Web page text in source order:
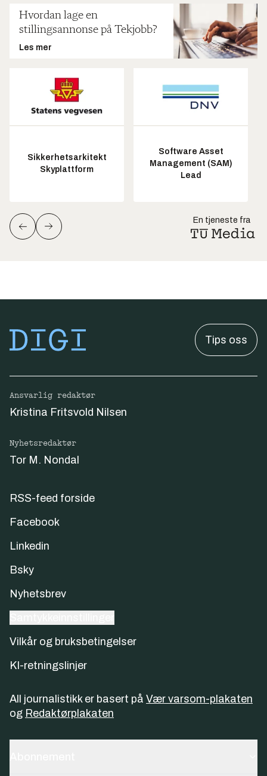
Hvordan lage en
stillingsannonse på Tekjobb?
Les mer
Sikkerhetsarkitekt
Skyplattform
Software Asset
Management (SAM)
Lead
En tjeneste fra
Tips oss
Ansvarlig redaktør
Kristina Fritsvold Nilsen
Nyhetsredaktør
Tor M. Nondal
RSS-feed forside
Facebook
Linkedin
Bsky
Nyhetsbrev
Vilkår og bruksbetingelser
KI-retningslinjer
All journalistikk er basert på Vær varsom-plakaten
og Redaktørplakaten